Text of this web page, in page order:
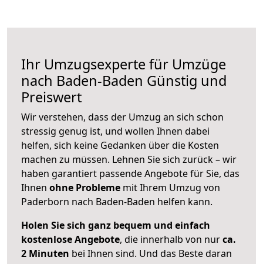
Ihr Umzugsexperte für Umzüge
nach Baden-Baden Günstig und
Preiswert
Wir verstehen, dass der Umzug an sich schon
stressig genug ist, und wollen Ihnen dabei
helfen, sich keine Gedanken über die Kosten
machen zu müssen. Lehnen Sie sich zurück – wir
haben garantiert passende Angebote für Sie, das
Ihnen ohne Probleme mit Ihrem Umzug von
Paderborn nach Baden-Baden helfen kann.
Holen Sie sich ganz bequem und einfach
kostenlose Angebote, die innerhalb von nurca.
2 Minuten bei Ihnen sind. Und das Beste daran